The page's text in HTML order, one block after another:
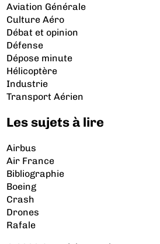
Aviation Générale
Culture Aéro
Débat et opinion
Défense
Dépose minute
Hélicoptère
Industrie
Transport Aérien
Les sujets à lire
Airbus
Air France
Bibliographie
Boeing
Crash
Drones
Rafale